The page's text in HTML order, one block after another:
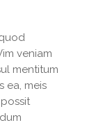
veniam
mentitum
ea, meis